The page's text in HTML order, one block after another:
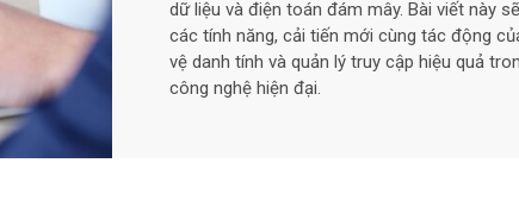
dữ liệu và điện toán đám mây. Bài viết này
các tính năng, cải tiến mới cùng tác động
vệ danh tính và quản lý truy cập hiệu quả
công nghệ hiện đại.